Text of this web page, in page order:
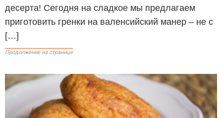
десерта! Сегодня на сладкое мы предлагаем
приготовить гренки на валенсийский манер – не с
[…]
Продолжение на странице